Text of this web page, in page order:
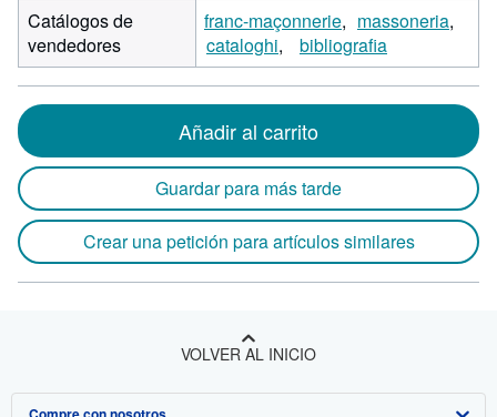
Catálogos de
vendedores
franc-maçonnerie
massoneria
cataloghi
bibliografia
Añadir al carrito
Guardar para más tarde
Crear una petición para artículos similares
VOLVER AL INICIO